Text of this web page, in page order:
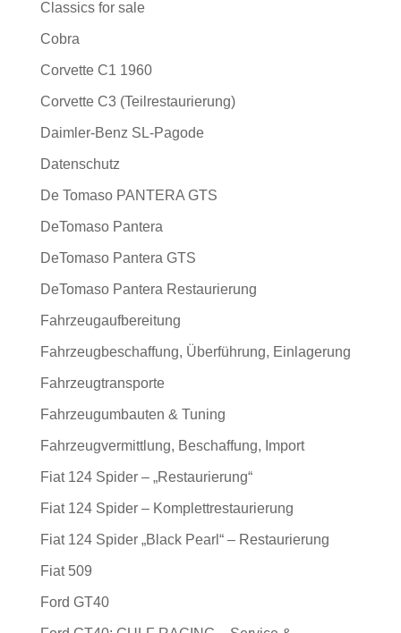
Classics for sale
Cobra
Corvette C1 1960
Corvette C3 (Teilrestaurierung)
Daimler-Benz SL-Pagode
Datenschutz
De Tomaso PANTERA GTS
DeTomaso Pantera
DeTomaso Pantera GTS
DeTomaso Pantera Restaurierung
Fahrzeugaufbereitung
Fahrzeugbeschaffung, Überführung, Einlagerung
Fahrzeugtransporte
Fahrzeugumbauten & Tuning
Fahrzeugvermittlung, Beschaffung, Import
Fiat 124 Spider – „Restaurierung“
Fiat 124 Spider – Komplettrestaurierung
Fiat 124 Spider „Black Pearl“ – Restaurierung
Fiat 509
Ford GT40